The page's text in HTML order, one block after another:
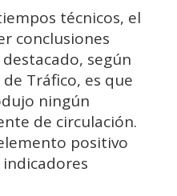
técnicos, el
conclusiones
según
Tráfico, es que
ningún
de circulación.
positivo